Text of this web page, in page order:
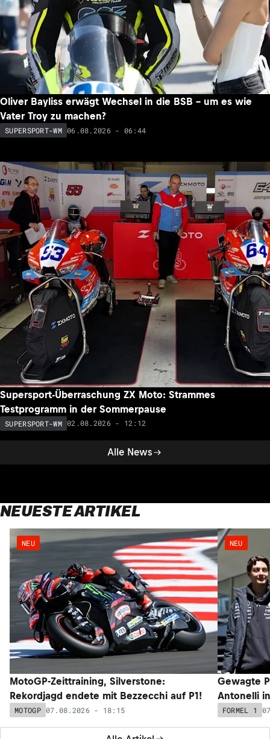
Alle News
Oliver Bayliss erwägt Wechsel in die BSB – um es wie
Vater Troy zu machen?
SUPERSPORT-WM 06.08.2026 - 06:44
Supersport-Überraschung ZX Moto: Strammes
Testprogramm in der Sommerpause
SUPERSPORT-WM 02.08.2026 - 12:12
NEUESTE ARTIKEL
NEU
MotoGP-Zeittraining, Silverstone:
Rekordjagd endete mit Bezzecchi auf P1!
MOTOGP 07.08.2026 - 18:15
NEU
Gewagte
Antonelli
FORMEL 1